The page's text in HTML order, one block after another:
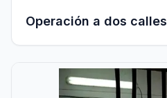
Operación a dos calles